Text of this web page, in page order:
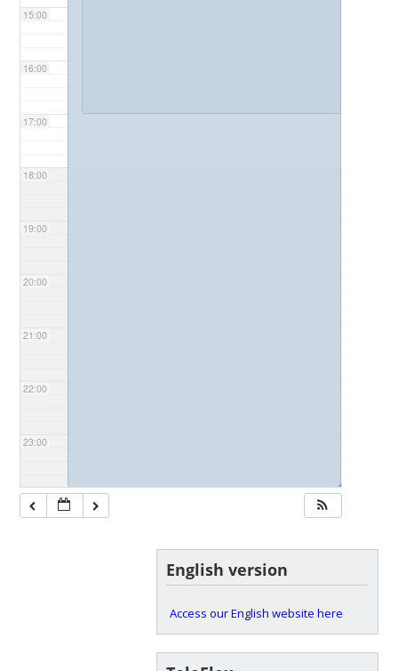
15:00
16:00
17:00
18:00
19:00
20:00
21:00
22:00
23:00
◢
English version
Access our English website here